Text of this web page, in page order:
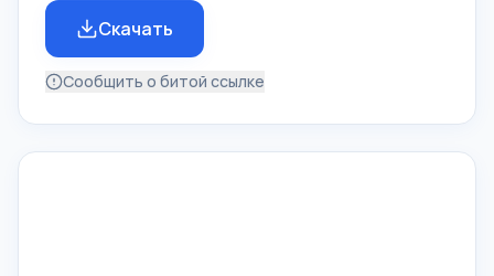
Скачать
Сообщить о битой ссылке